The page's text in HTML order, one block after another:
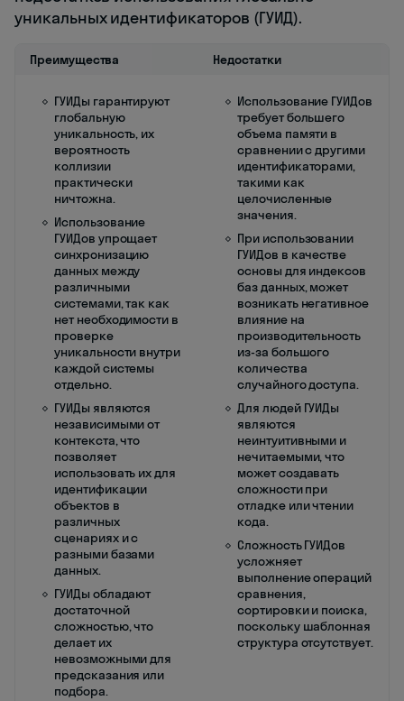
уникальных идентификаторов (ГУИД).
Преимущества Недостатки
ГУИДы гарантируют
глобальную
уникальность, их
вероятность
коллизии
практически
ничтожна.
Использование
ГУИДов упрощает
синхронизацию
данных между
различными
системами, так как
нет необходимости в
проверке
уникальности внутри
каждой системы
отдельно.
ГУИДы являются
независимыми от
контекста, что
позволяет
использовать их для
идентификации
объектов в
различных
сценариях и с
разными базами
данных.
ГУИДы обладают
достаточной
сложностью, что
делает их
невозможными для
предсказания или
подбора.
Использование ГУИДов
требует большего
объема памяти в
сравнении с другими
идентификаторами,
такими как
целочисленные
значения.
При использовании
ГУИДов в качестве
основы для индексов
баз данных, может
возникать негативное
влияние на
производительность
из-за большого
количества
случайного доступа.
Для людей ГУИДы
являются
неинтуитивными и
нечитаемыми, что
может создавать
сложности при
отладке или чтении
кода.
Сложность ГУИДов
усложняет
выполнение операций
сравнения,
сортировки и поиска,
поскольку шаблонная
структура отсутствует.